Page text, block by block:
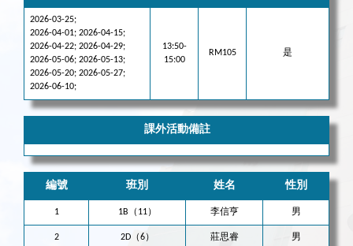
2026-03-25;
2026-04-01; 2026-04-15;
2026-04-22; 2026-04-29;
2026-05-06; 2026-05-13;
2026-05-20; 2026-05-27;
2026-06-10;
13:50-
15:00
RM105 是
課外活動備註
編號 班別 姓名 性別
1 1B（11） 李信亨 男
2 2D（6） 莊思睿 男